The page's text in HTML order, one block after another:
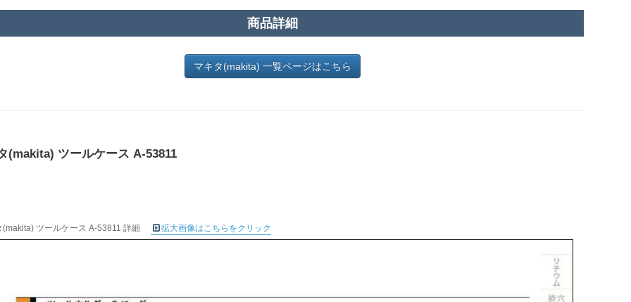
商品詳細
マキタ(makita) 一覧ページはこちら
(makita) ツールケース A-53811
(makita) ツールケース A-53811 詳細 拡大画像はこちらをクリック